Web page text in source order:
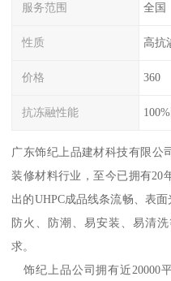
服务范围 全国
性质 高抗
价格 360
抗冻融性能
广东饰纪上品建材科技有限公
装修材料行业，至今已拥有20
出的UHPC成品线条流畅、表
防火、防潮、易安装、易清
求。
饰纪上品公司拥有近20000